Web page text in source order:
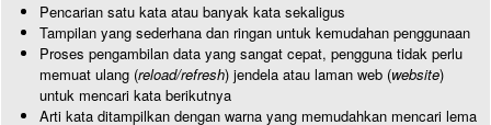
Pencarian satu kata atau banyak kata sekaligus
Tampilan yang sederhana dan ringan untuk kemudahan penggunaan
Proses pengambilan data yang sangat cepat, pengguna tidak perlu
memuat ulang (reload/refresh) jendela atau laman web (website)
untuk mencari kata berikutnya
Arti kata ditampilkan dengan warna yang memudahkan mencari lema